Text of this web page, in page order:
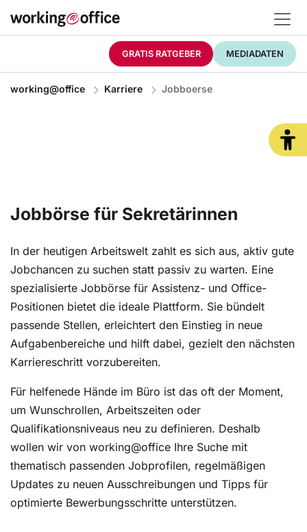
GRATIS RATGEBER MEDIADATEN
working@office Karriere Jobboerse
Jobbörse für Sekretärinnen
In der heutigen Arbeitswelt zahlt es sich aus, aktiv gute
Jobchancen zu suchen statt passiv zu warten. Eine
spezialisierte Jobbörse für Assistenz- und Office-
Positionen bietet die ideale Plattform. Sie bündelt
passende Stellen, erleichtert den Einstieg in neue
Aufgabenbereiche und hilft dabei, gezielt den nächsten
Karriereschritt vorzubereiten.
Für helfenede Hände im Büro ist das oft der Moment,
um Wunschrollen, Arbeitszeiten oder
Qualifikationsniveaus neu zu definieren. Deshalb
wollen wir von working@office Ihre Suche mit
thematisch passenden Jobprofilen, regelmäßigen
Updates zu neuen Ausschreibungen und Tipps für
optimierte Bewerbungsschritte unterstützen.